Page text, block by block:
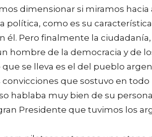
dimensionar si miramos hacia
política, como es su
él. Pero finalmente la
hombre de la democracia y de
se lleva es el del pueblo
que sostuvo en
hablaba muy bien de su
Presidente que tuvimos los